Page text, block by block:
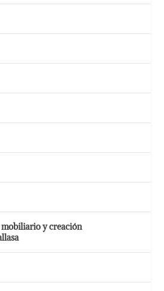
y creación